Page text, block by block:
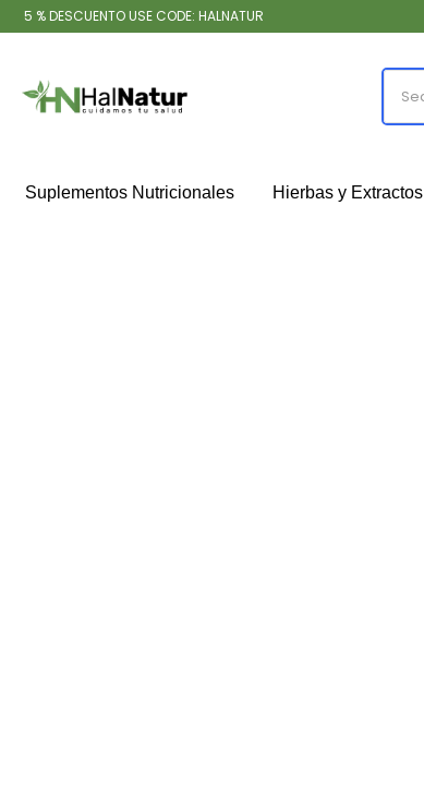
5 % DESCUENTO USE CODE: HALNATUR
Suplementos Nutricionales Hierbas y Extractos